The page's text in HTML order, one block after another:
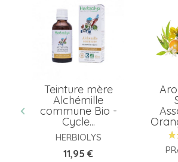
Teinture mère
Alchémille
commune Bio -
Cycle...
HERBIOLYS
Prix
11,95 €